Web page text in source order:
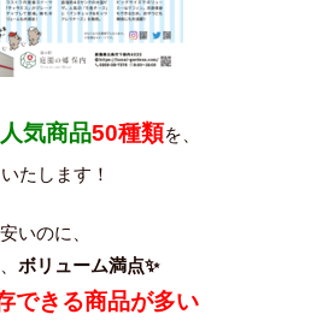
人気商品50種類を、
たします！
いのに、
ボリューム満点✨
できる商品が多い